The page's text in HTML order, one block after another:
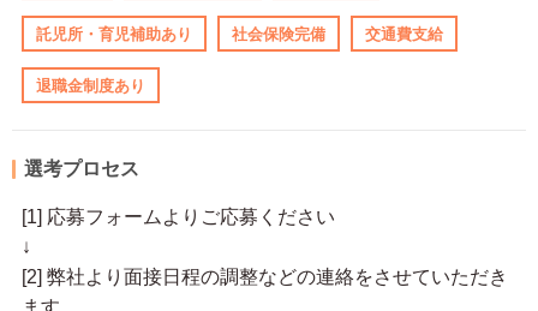
託児所・育児補助あり 社会保険完備 交通費支給
退職金制度あり
選考プロセス
[1] 応募フォームよりご応募ください
↓
[2] 弊社より面接日程の調整などの連絡をさせていただき
ます